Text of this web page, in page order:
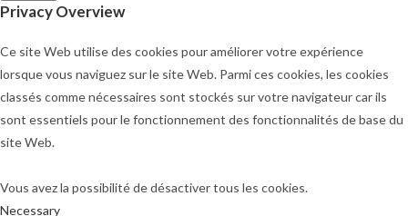
Privacy Overview
Ce site Web utilise des cookies pour améliorer votre expérience
lorsque vous naviguez sur le site Web. Parmi ces cookies, les cookies
classés comme nécessaires sont stockés sur votre navigateur car ils
sont essentiels pour le fonctionnement des fonctionnalités de base du
site Web.
Vous avez la possibilité de désactiver tous les cookies.
Necessary